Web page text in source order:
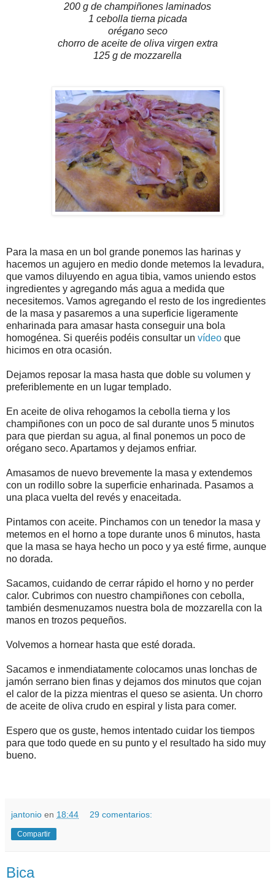
200 g de champiñones laminados
1 cebolla tierna picada
orégano seco
chorro de aceite de oliva virgen extra
125 g de mozzarella
Para la masa en un bol grande ponemos las harinas y
hacemos un agujero en medio donde metemos la levadura,
que vamos diluyendo en agua tibia, vamos uniendo estos
ingredientes y agregando más agua a medida que
necesitemos. Vamos agregando el resto de los ingredientes
de la masa y pasaremos a una superficie ligeramente
enharinada para amasar hasta conseguir una bola
homogénea. Si queréis podéis consultar un vídeo que
hicimos en otra ocasión.
Dejamos reposar la masa hasta que doble su volumen y
preferiblemente en un lugar templado.
En aceite de oliva rehogamos la cebolla tierna y los
champiñones con un poco de sal durante unos 5 minutos
para que pierdan su agua, al final ponemos un poco de
orégano seco. Apartamos y dejamos enfriar.
Amasamos de nuevo brevemente la masa y extendemos
con un rodillo sobre la superficie enharinada. Pasamos a
una placa vuelta del revés y enaceitada.
Pintamos con aceite. Pinchamos con un tenedor la masa y
metemos en el horno a tope durante unos 6 minutos, hasta
que la masa se haya hecho un poco y ya esté firme, aunque
no dorada.
Sacamos, cuidando de cerrar rápido el horno y no perder
calor. Cubrimos con nuestro champiñones con cebolla,
también desmenuzamos nuestra bola de mozzarella con la
manos en trozos pequeños.
Volvemos a hornear hasta que esté dorada.
Sacamos e inmendiatamente colocamos unas lonchas de
jamón serrano bien finas y dejamos dos minutos que cojan
el calor de la pizza mientras el queso se asienta. Un chorro
de aceite de oliva crudo en espiral y lista para comer.
Espero que os guste, hemos intentado cuidar los tiempos
para que todo quede en su punto y el resultado ha sido muy
bueno.
jantonio en 18:44 29 comentarios:
Compartir
Bica